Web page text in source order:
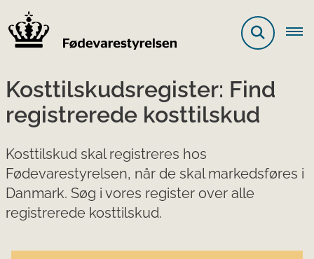
Kosttilskudsregister: Find
registrerede kosttilskud
Kosttilskud skal registreres hos
Fødevarestyrelsen, når de skal markedsføres i
Danmark. Søg i vores register over alle
registrerede kosttilskud.